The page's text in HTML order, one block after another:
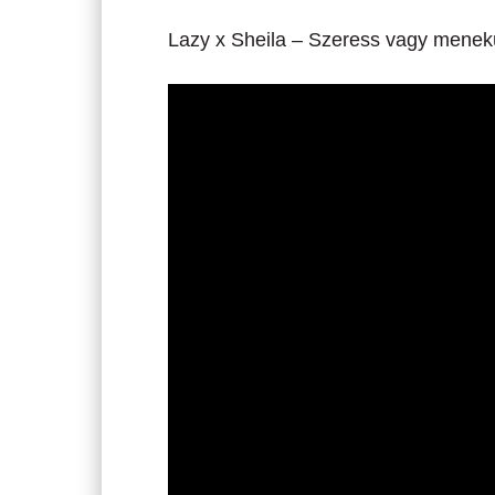
Lazy x Sheila – Szeress vagy